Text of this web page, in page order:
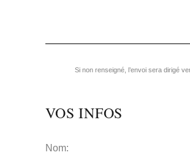
Si non renseigné, l’envoi sera dirigé
VOS INFOS
Nom: